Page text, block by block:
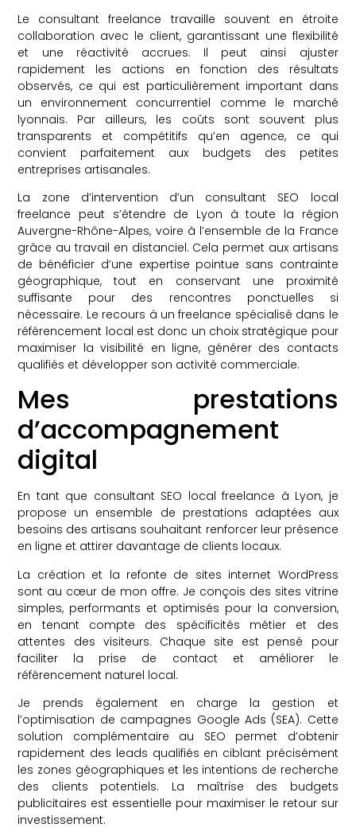
Le consultant freelance travaille souvent en étroite
collaboration avec le client, garantissant une flexibilité
et une réactivité accrues. Il peut ainsi ajuster
rapidement les actions en fonction des résultats
observés, ce qui est particulièrement important dans
un environnement concurrentiel comme le marché
lyonnais. Par ailleurs, les coûts sont souvent plus
transparents et compétitifs qu’en agence, ce qui
convient parfaitement aux budgets des petites
entreprises artisanales.
La zone d’intervention d’un consultant SEO local
freelance peut s’étendre de Lyon à toute la région
Auvergne-Rhône-Alpes, voire à l’ensemble de la France
grâce au travail en distanciel. Cela permet aux artisans
de bénéficier d’une expertise pointue sans contrainte
géographique, tout en conservant une proximité
suffisante pour des rencontres ponctuelles si
nécessaire. Le recours à un freelance spécialisé dans le
référencement local est donc un choix stratégique pour
maximiser la visibilité en ligne, générer des contacts
qualifiés et développer son activité commerciale.
Mes prestations
d’accompagnement
digital
En tant que consultant SEO local freelance à Lyon, je
propose un ensemble de prestations adaptées aux
besoins des artisans souhaitant renforcer leur présence
en ligne et attirer davantage de clients locaux.
La création et la refonte de sites internet WordPress
sont au cœur de mon offre. Je conçois des sites vitrine
simples, performants et optimisés pour la conversion,
en tenant compte des spécificités métier et des
attentes des visiteurs. Chaque site est pensé pour
faciliter la prise de contact et améliorer le
référencement naturel local.
Je prends également en charge la gestion et
l’optimisation de campagnes Google Ads (SEA). Cette
solution complémentaire au SEO permet d’obtenir
rapidement des leads qualifiés en ciblant précisément
les zones géographiques et les intentions de recherche
des clients potentiels. La maîtrise des budgets
publicitaires est essentielle pour maximiser le retour sur
investissement.